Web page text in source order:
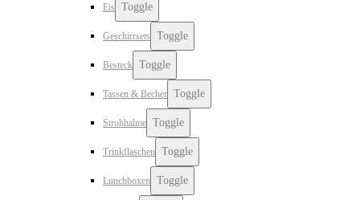
Eis Toggle
Geschirrsets Toggle
Besteck Toggle
Tassen & Becher Toggle
Strohhalme Toggle
Trinkflaschen Toggle
Lunchboxen Toggle